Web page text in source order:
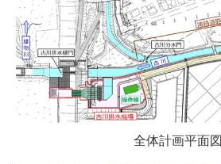
全体計画平面図